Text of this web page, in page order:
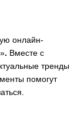
онлайн-
. Вместе с
тренды
помогут